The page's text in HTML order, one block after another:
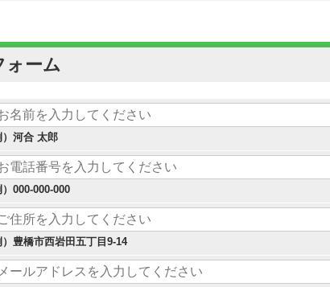
ォーム
）河合 太郎
）000-000-000
）豊橋市西岩田五丁目9-14